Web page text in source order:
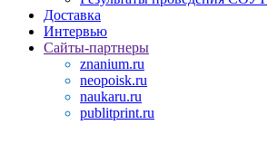
Доставка
Интервью
Сайты-партнеры
znanium.ru
neopoisk.ru
naukaru.ru
publitprint.ru